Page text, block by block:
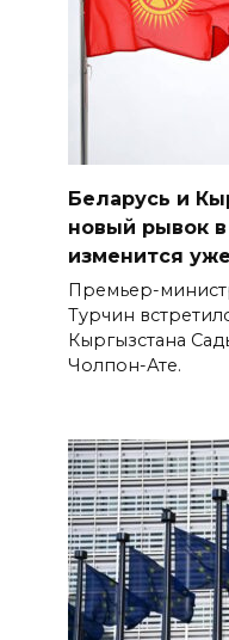
Беларусь и
новый рывок
изменится
Премьер-
Турчин
Кыргызстана
Чолпон-Ате.